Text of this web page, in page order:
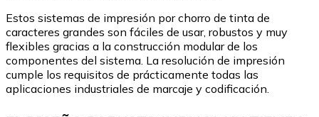
Estos sistemas de impresión por chorro de tinta de
caracteres grandes son fáciles de usar, robustos y muy
flexibles gracias a la construcción modular de los
componentes del sistema. La resolución de impresión
cumple los requisitos de prácticamente todas las
aplicaciones industriales de marcaje y codificación.